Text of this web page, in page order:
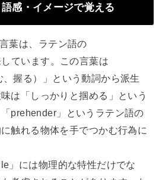
感・イメージで覚える
葉は、ラテン語の
ています。この言葉は
、握る）」という動詞から派生
は「しっかりと掴める」という
prehender」というラテン語の
触れる物体を手でつかむ行為に
」には物理的な特性だけでな